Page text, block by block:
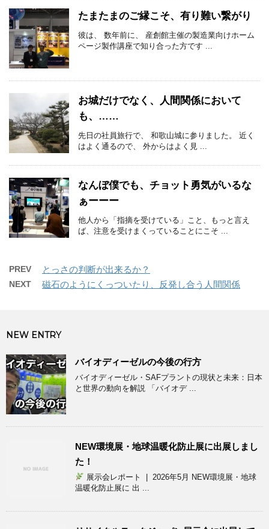
たまたまのご縁こそ、有り難い繋がり
彼は、 数年前に、 産創館主催の製造業向けホーム
ページ製作講座で知り合った方です ...
お城だけでなく、人間関係において
も、……
先日の社員旅行で、 和歌山城に参りました。 近く
はよく通るので、 外からはよく見 ...
なんぼ僕でも、チョット勇気がいるな
ぁーーー
他人から「指摘を受けている」こと、もっと言え
ば、注意を受けまくっていることにこそ ...
PREV とっさの判断が出来るか？
NEXT 磁石のようにくっついたり、反発し合う人間関係
NEW ENTRY
バイオディーゼルの今後の行方
バイオディーゼル・SAFプラントの現状と未来：日本
と世界の動向を解説 「バイオデ ...
NEW環境展・地球温暖化防止展に出展しまし
た！
展示会レポート | 2026年5月 NEW環境展・地球
温暖化防止展に 出 ...